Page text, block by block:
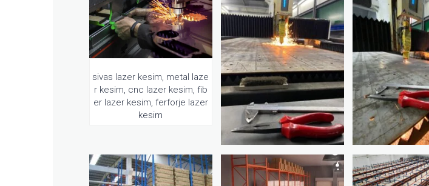
sivas lazer kesim, metal laze
r kesim, cnc lazer kesim, fib
er lazer kesim, ferforje lazer
kesim